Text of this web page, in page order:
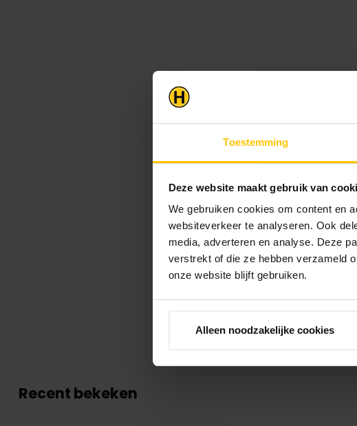
Toestemming
Deze website maakt gebruik van
We gebruiken cookies om content en
websiteverkeer te analyseren. Ook
media, adverteren en analyse. Deze
verstrekt of die ze hebben verzameld
onze website blijft gebruiken.
Alleen noodzakelijke cookies
Recent bekeken